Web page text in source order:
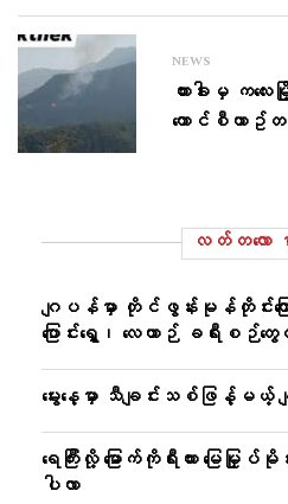
NEWS
ဟားခါးမှ က​လေ
ကောင်စီယာဥ်
လတ်တ‌လော စ
ဂျပန်မှာ တိုင်ဖွန်းမုန်တိုင်းကြ
ပြောင်းရွှေ့၊ လေယာဉ် ခရီးစဉ်တွ
မွေးနေ့မှာ သီချင်းသစ်ဖြန့်မယ့်
ရေကြီးလို့ မြောက်ကိုရီးယား မြေမြှုပ်
ပါလာ